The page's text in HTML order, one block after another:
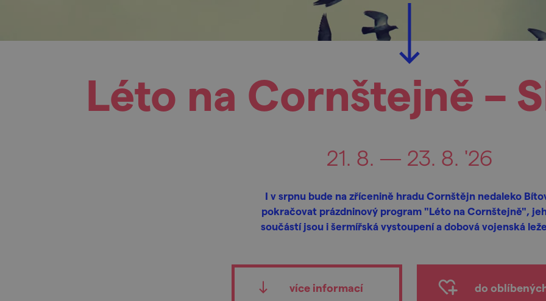
Léto na Cornštejně –
21. 8. — 23. 8. '26
I v srpnu bude na zřícenině hradu Cornštějn nedaleko
pokračovat prázdninový program "Léto na Cornštejně",
součástí jsou i šermířská vystoupení a dobová vojenská
více informací do